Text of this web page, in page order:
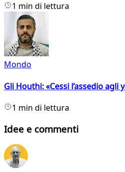
1 min di lettura
Mondo
Gli Houthi: «Cessi l’assedio agli
1 min di lettura
Idee e commenti